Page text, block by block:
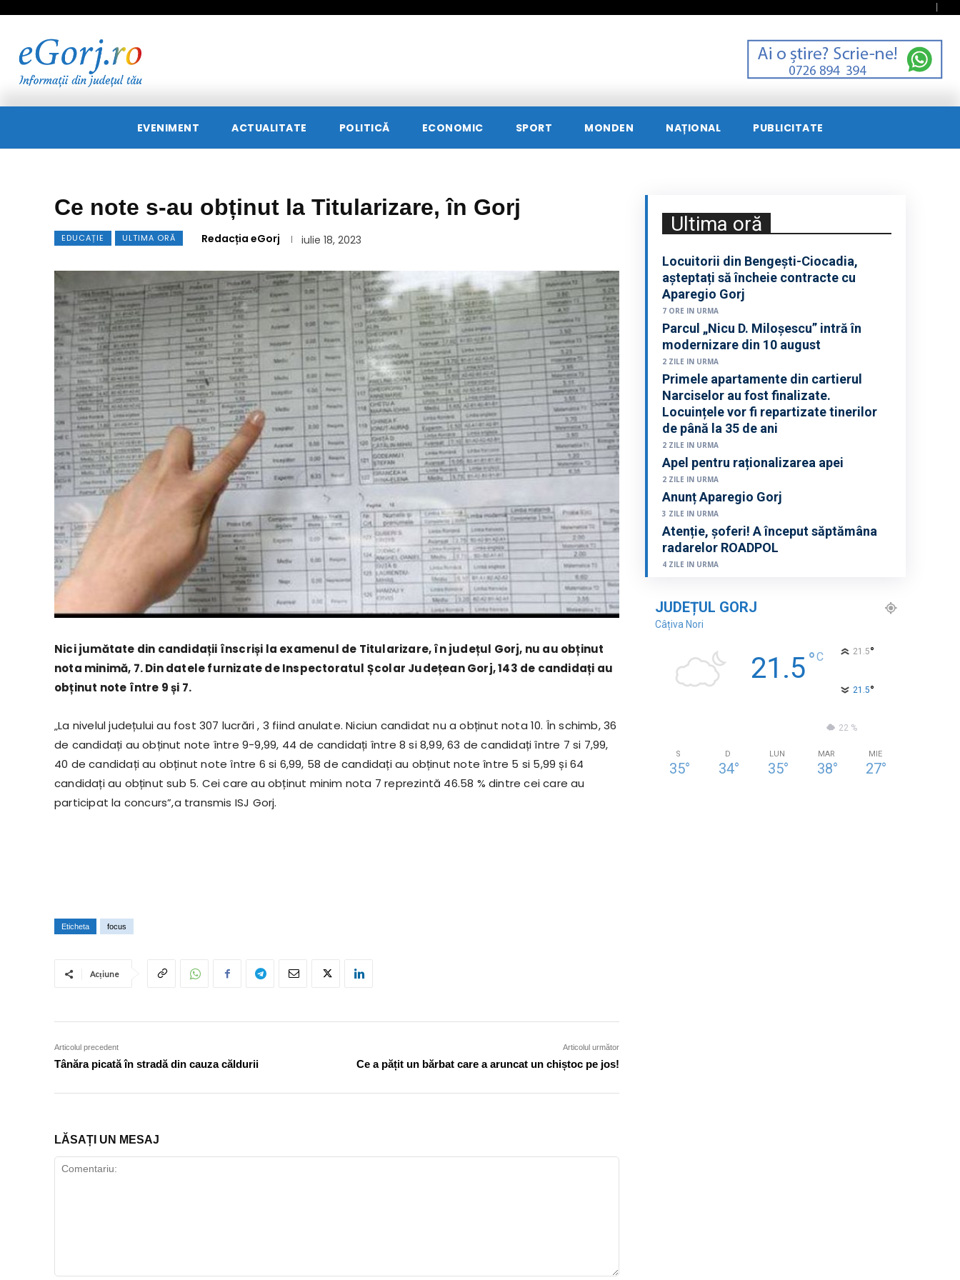
EVENIMENT ACTUALITATE POLITICĂ ECONOMIC SPORT MONDEN NAȚIONAL PUBLICITATE
Ce note s-au obținut la Titularizare, în Gorj
EDUCAȚIE ULTIMA ORĂ Redacția eGorj iulie 18, 2023
Nici jumătate din candidații înscriși la examenul de Titularizare, în județul Gorj, nu au obținut
nota minimă, 7. Din datele furnizate de Inspectoratul Școlar Județean Gorj, 143 de candidați au
obținut note între 9 și 7.
„La nivelul județului au fost 307 lucrări , 3 fiind anulate. Niciun candidat nu a obținut nota 10. În schimb, 36
de candidați au obținut note între 9-9,99, 44 de candidați între 8 si 8,99, 63 de candidați între 7 si 7,99,
40 de candidați au obținut note între 6 si 6,99, 58 de candidați au obținut note între 5 si 5,99 și 64
candidați au obținut sub 5. Cei care au obținut minim nota 7 reprezintă 46.58 % dintre cei care au
participat la concurs”,a transmis ISJ Gorj.
Eticheta focus
Acțiune
Articolul precedent
Tânăra picată în stradă din cauza căldurii
Articolul următor
Ce a pățit un bărbat care a aruncat un chiștoc pe jos!
LĂSAȚI UN MESAJ
Ultima oră
Locuitorii din Bengești-Ciocadia,
așteptați să încheie contracte cu
Aparegio Gorj
7 ORE IN URMA
Parcul „Nicu D. Miloșescu” intră în
modernizare din 10 august
2 ZILE IN URMA
Primele apartamente din cartierul
Narciselor au fost finalizate.
Locuințele vor fi repartizate tinerilor
de până la 35 de ani
2 ZILE IN URMA
Apel pentru raționalizarea apei
2 ZILE IN URMA
Anunț Aparegio Gorj
3 ZILE IN URMA
Atenție, șoferi! A început săptămâna
radarelor ROADPOL
4 ZILE IN URMA
JUDEȚUL GORJ
Câțiva Nori
21.5°C 21.5°
21.5°
22 %
S
35°
D
34°
LUN
35°
MAR
38°
MIE
27°